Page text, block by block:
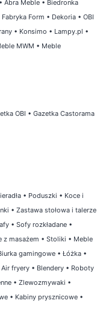
• Abra Meble • Biedronka
Fabryka Form • Dekoria • OBI
• Konsimo • Lampy.pl •
MWM • Meble
OBI • Gazetka Castorama
• Poduszki • Koce i
• Zastawa stołowa i talerze
• Sofy rozkładane •
z masażem • Stoliki • Meble
gamingowe • Łóżka •
Air fryery • Blendery • Roboty
• Zlewozmywaki •
• Kabiny prysznicowe •